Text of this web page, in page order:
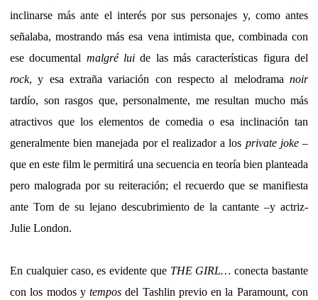
inclinarse más ante el interés por sus personajes y, como antes
señalaba, mostrando más esa vena intimista que, combinada con
ese documental malgré lui de las más características figura del
rock, y esa extraña variación con respecto al melodrama noir
tardío, son rasgos que, personalmente, me resultan mucho más
atractivos que los elementos de comedia o esa inclinación tan
generalmente bien manejada por el realizador a los private joke–
que en este film le permitirá una secuencia en teoría bien planteada
pero malograda por su reiteración; el recuerdo que se manifiesta
ante Tom de su lejano descubrimiento de la cantante –y actriz-
Julie London.
En cualquier caso, es evidente que THE GIRL… conecta bastante
con los modos ytempos del Tashlin previo en la Paramount, con